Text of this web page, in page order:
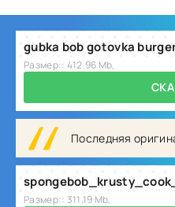
gubka bob gotovka
Размер:: 412.96 Mb,
Последняя
Размер:: 311.19 Mb,